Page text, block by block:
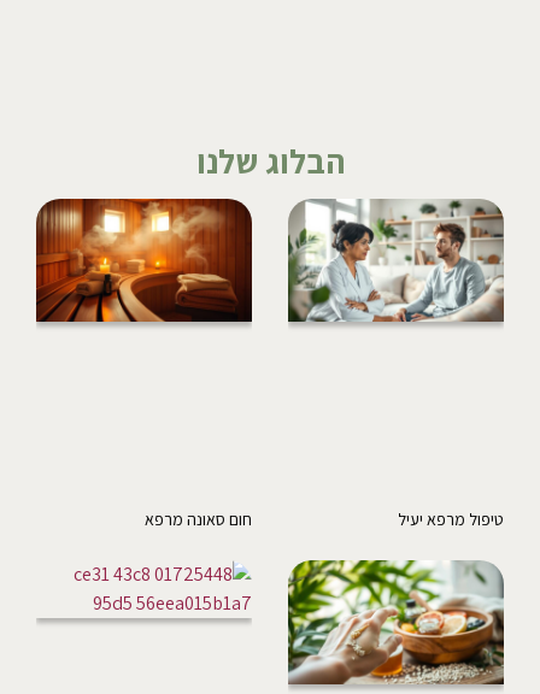
הבלוג שלנו
טיפול מרפא יעיל חום סאונה מרפא